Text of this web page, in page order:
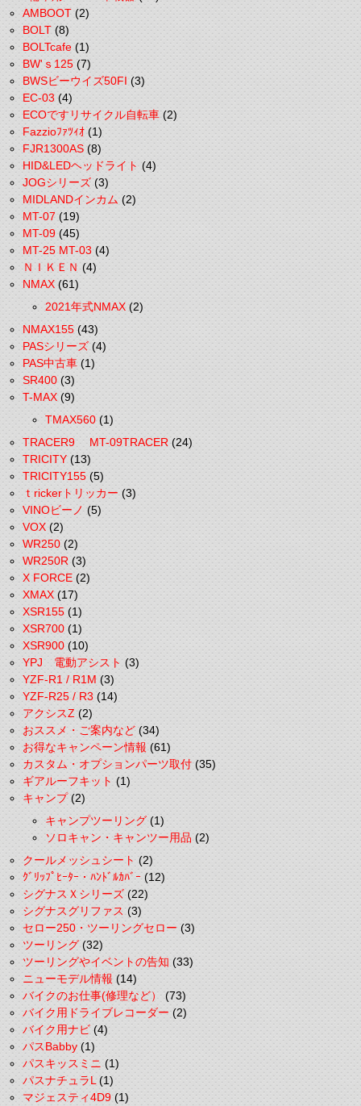
AMBOOT(2)
BOLT(8)
BOLTcafe(1)
BW'ｓ125(7)
BWSビーウイズ50FI(3)
EC-03(4)
ECOですリサイクル自転車(2)
Fazzioﾌｧﾂｨｵ(1)
FJR1300AS(8)
HID&LEDヘッドライト(4)
JOGシリーズ(3)
MIDLANDインカム(2)
MT-07(19)
MT-09(45)
MT-25 MT-03(4)
ＮＩＫＥＮ(4)
NMAX(61)
2021年式NMAX(2)
NMAX155(43)
PASシリーズ(4)
PAS中古車(1)
SR400(3)
T-MAX(9)
TMAX560(1)
TRACER9 MT-09TRACER(24)
TRICITY(13)
TRICITY155(5)
ｔrickerトリッカー(3)
VINOビーノ(5)
VOX(2)
WR250(2)
WR250R(3)
X FORCE(2)
XMAX(17)
XSR155(1)
XSR700(1)
XSR900(10)
YPJ 電動アシスト(3)
YZF-R1 / R1M(3)
YZF-R25 / R3(14)
アクシスZ(2)
おススメ・ご案内など(34)
お得なキャンペーン情報(61)
カスタム・オプションパーツ取付(35)
ギアルーフキット(1)
キャンプ(2)
キャンプツーリング(1)
ソロキャン・キャンツー用品(2)
クールメッシュシート(2)
ｸﾞﾘｯﾌﾟﾋｰﾀｰ・ﾊﾝﾄﾞﾙｶﾊﾞｰ(12)
シグナスＸシリーズ(22)
シグナスグリファス(3)
セロー250・ツーリングセロー(3)
ツーリング(32)
ツーリングやイベントの告知(33)
ニューモデル情報(14)
バイクのお仕事(修理など）(73)
バイク用ドライブレコーダー(2)
バイク用ナビ(4)
パスBabby(1)
パスキッスミニ(1)
パスナチュラL(1)
マジェスティ4D9(1)